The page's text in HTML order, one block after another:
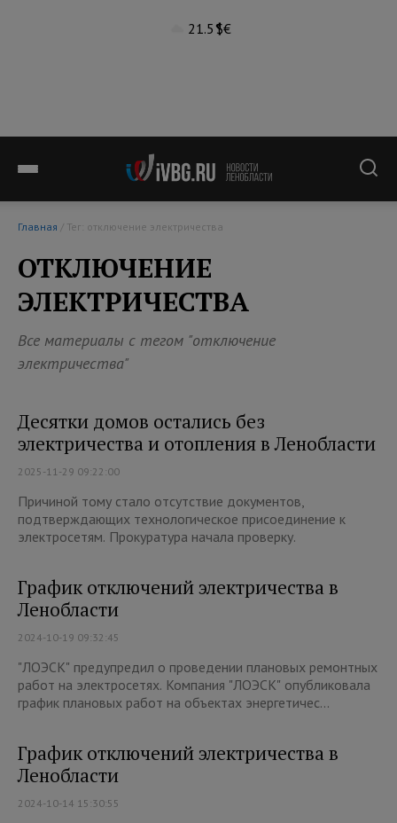
21.5°$€
Главная / Тег: отключение электричества
ОТКЛЮЧЕНИЕ
ЭЛЕКТРИЧЕСТВА
Все материалы с тегом "отключение
электричества"
Десятки домов остались без
электричества и отопления в Ленобласти
2025-11-29 09:22:00
Причиной тому стало отсутствие документов,
подтверждающих технологическое присоединение к
электросетям. Прокуратура начала проверку.
График отключений электричества в
Ленобласти
2024-10-19 09:32:45
"ЛОЭСК" предупредил о проведении плановых ремонтных
работ на электросетях. Компания "ЛОЭСК" опубликовала
график плановых работ на объектах энергетичес...
График отключений электричества в
Ленобласти
2024-10-14 15:30:55